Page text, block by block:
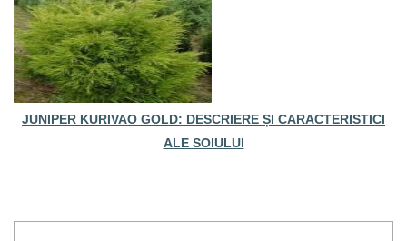
JUNIPER KURIVAO GOLD: DESCRIERE ȘI CARACTERISTICI
ALE SOIULUI